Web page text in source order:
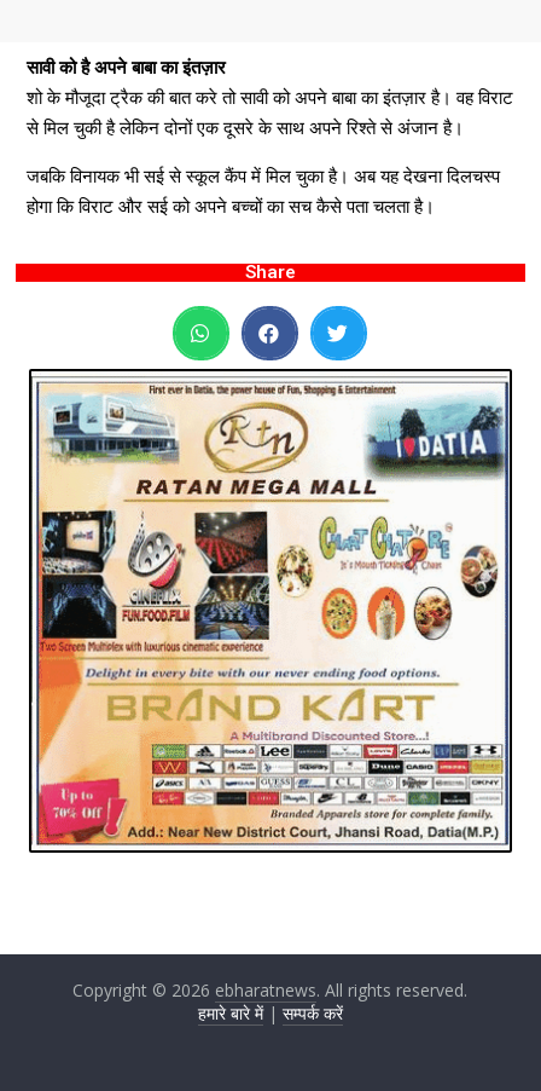
सावी को है अपने बाबा का इंतज़ार
शो के मौजूदा ट्रैक की बात करे तो सावी को अपने बाबा का इंतज़ार है। वह विराट
से मिल चुकी है लेकिन दोनों एक दूसरे के साथ अपने रिश्ते से अंजान है।
जबकि विनायक भी सई से स्कूल कैंप में मिल चुका है। अब यह देखना दिलचस्प
होगा कि विराट और सई को अपने बच्चों का सच कैसे पता चलता है।
Share
Copyright © 2026 ebharatnews. All rights reserved.
हमारे बारे में| सम्पर्क करें